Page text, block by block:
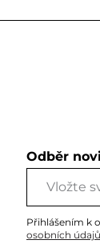
Odběr
Přihlášením k
osobních údajů